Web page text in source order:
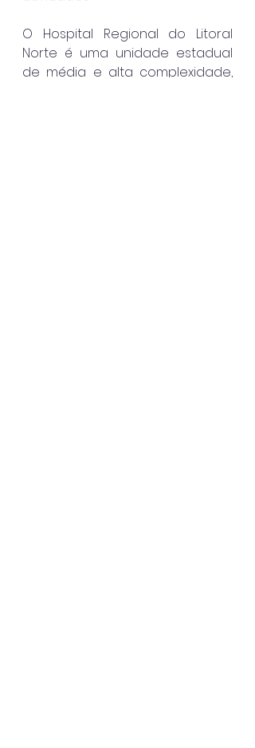
O Hospital Regional do Litoral
Norte é uma unidade estadual
de média e alta complexidade,